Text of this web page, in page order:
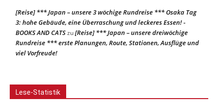
[Reise] *** Japan – unsere 3 wöchige Rundreise *** Osaka Tag
3: hohe Gebäude, eine Überraschung und leckeres Essen! -
BOOKS AND CATSzu[Reise] *** Japan – unsere dreiwöchige
Rundreise *** erste Planungen, Route, Stationen, Ausflüge und
viel Vorfreude!
Lese-Statistik